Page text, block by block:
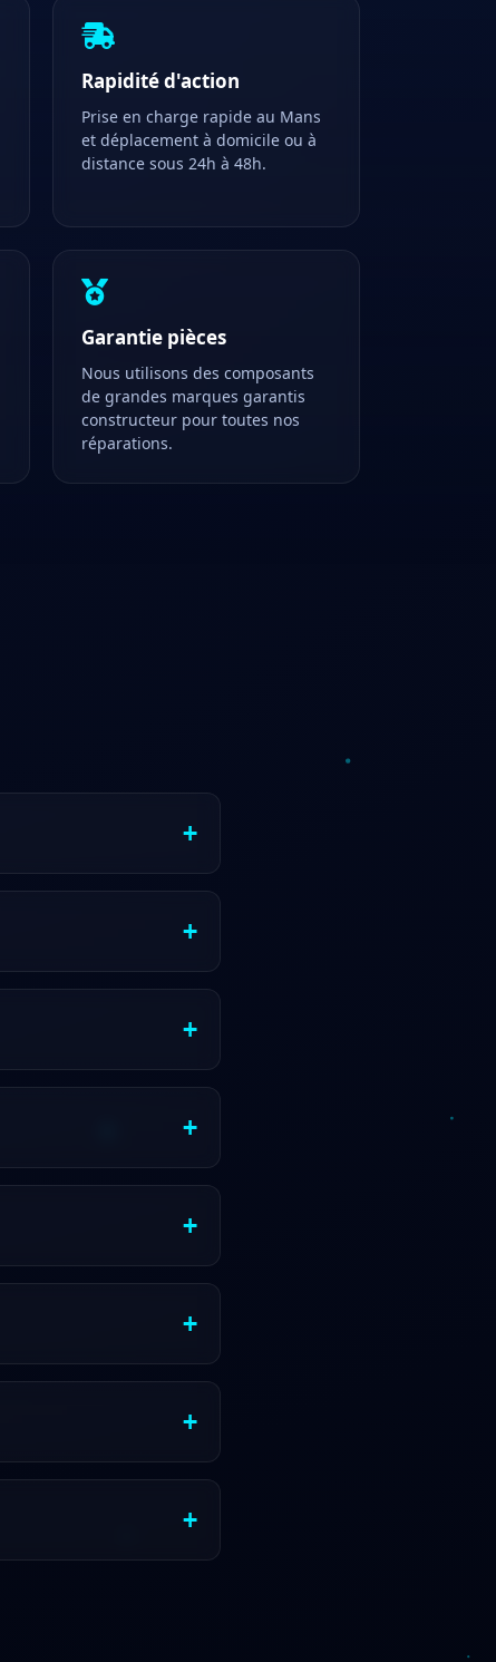
Rapidité d'action
Prise en charge rapide au Mans
et déplacement à domicile ou à
distance sous 24h à 48h.
Garantie pièces
Nous utilisons des composants
de grandes marques garantis
constructeur pour toutes nos
réparations.